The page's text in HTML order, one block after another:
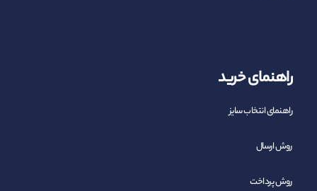
راهنمای خرید
راهنمای انتخاب سایز
روش ارسال
روش پرداخت